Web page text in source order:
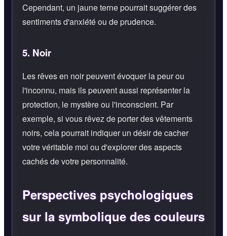
Cependant, un jaune terne pourrait suggérer des
sentiments d'anxiété ou de prudence.
5. Noir
Les rêves en noir peuvent évoquer la peur ou
l'inconnu, mais ils peuvent aussi représenter la
protection, le mystère ou l'inconscient. Par
exemple, si vous rêvez de porter des vêtements
noirs, cela pourrait indiquer un désir de cacher
votre véritable moi ou d'explorer des aspects
cachés de votre personnalité.
Perspectives psychologiques
sur la symbolique des couleurs